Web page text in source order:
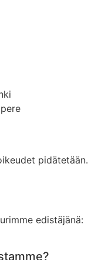
pidätetään.
edistäjänä: